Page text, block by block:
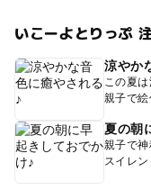
いこーよとりっぷ
涼やか
この夏
親子で
夏の朝
親子で神
スイレ